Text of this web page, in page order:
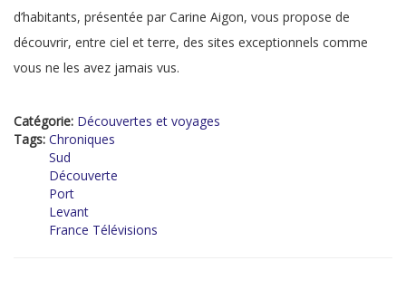
d’habitants, présentée par Carine Aigon, vous propose de
découvrir, entre ciel et terre, des sites exceptionnels comme
vous ne les avez jamais vus.
Catégorie: Découvertes et voyages
Tags: Chroniques
Sud
Découverte
Port
Levant
France Télévisions